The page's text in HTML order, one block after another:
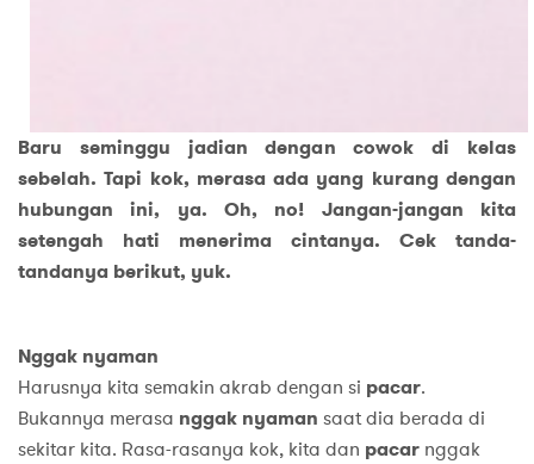
Baru seminggu jadian dengan cowok di kelas
sebelah. Tapi kok, merasa ada yang kurang dengan
hubungan ini, ya. Oh, no! Jangan-jangan kita
setengah hati menerima cintanya. Cek tanda-
tandanya berikut, yuk.
Nggak nyaman
Harusnya kita semakin akrab dengan si pacar.
Bukannya merasa nggak nyaman saat dia berada di
sekitar kita. Rasa-rasanya kok, kita dan pacar nggak